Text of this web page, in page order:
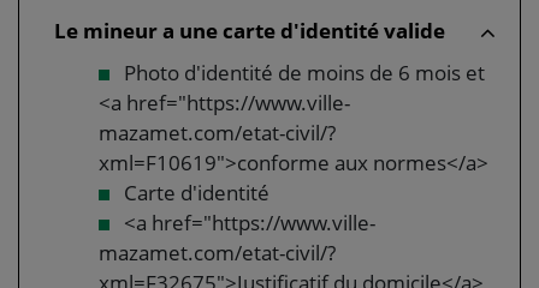
Le mineur a une carte d'identité valide
Photo d'identité de moins de 6 mois et
<a href="https://www.ville-
mazamet.com/etat-civil/?
xml=F10619">conforme aux normes</a>
Carte d'identité
<a href="https://www.ville-
mazamet.com/etat-civil/?
xml=F32675">Justificatif du domicile</a>